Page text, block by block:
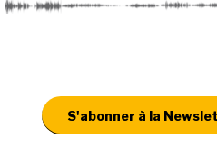
S'abonner à la